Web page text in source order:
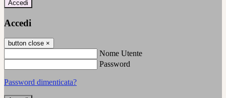
Accedi
Accedi
button close ×
Nome Utente
Password
Password dimenticata?